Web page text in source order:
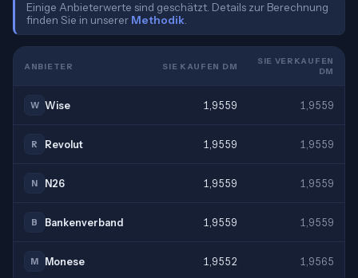
Einige Anbieterwerte sind geschätzt. Details zur Berechnung
finden Sie in unserer Methodik
ANBIETER SIE KAUFEN DM
SIE VERKAUFEN
DM
W Wise 1,9559 1,9559
R Revolut 1,9559 1,9559
N N26 1,9559 1,9559
B Bankenverband 1,9559 1,9559
M Monese 1,9552 1,9565